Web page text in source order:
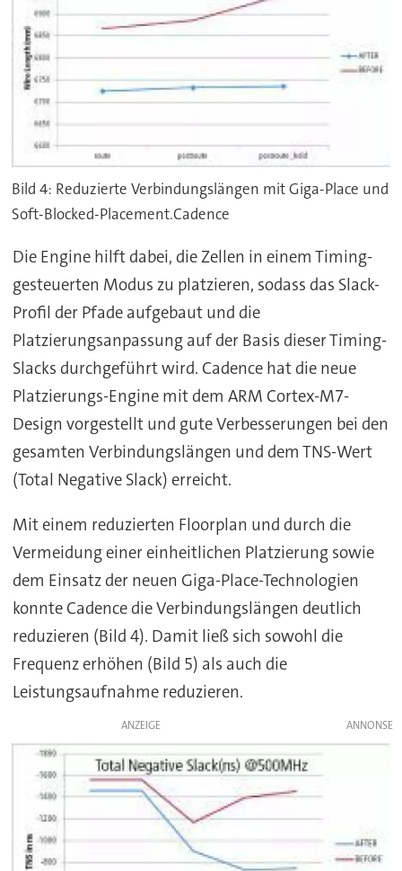
Bild 4: Reduzierte Verbindungslängen mit Giga-Place und
Soft-Blocked-Placement.Cadence
Die Engine hilft dabei, die Zellen in einem Timing-
gesteuerten Modus zu platzieren, sodass das Slack-
Profil der Pfade aufgebaut und die
Platzierungsanpassung auf der Basis dieser Timing-
Slacks durchgeführt wird. Cadence hat die neue
Platzierungs-Engine mit dem ARM Cortex-M7-
Design vorgestellt und gute Verbesserungen bei den
gesamten Verbindungslängen und dem TNS-Wert
(Total Negative Slack) erreicht.
Mit einem reduzierten Floorplan und durch die
Vermeidung einer einheitlichen Platzierung sowie
dem Einsatz der neuen Giga-Place-Technologien
konnte Cadence die Verbindungslängen deutlich
reduzieren (Bild 4). Damit ließ sich sowohl die
Frequenz erhöhen (Bild 5) als auch die
Leistungsaufnahme reduzieren.
ANZEIGE